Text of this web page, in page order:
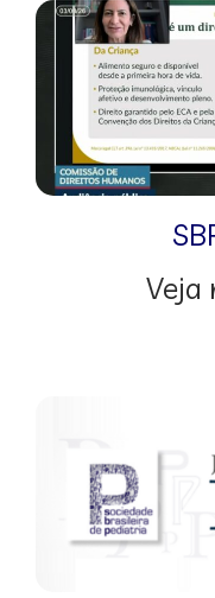
Veja